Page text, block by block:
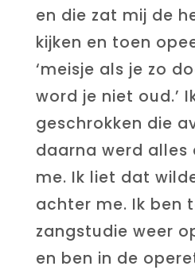
en die zat mij de
kijken en toen
‘meisje als je zo
word je niet oud.’
geschrokken die
daarna werd alles
me. Ik liet dat
achter me. Ik ben
zangstudie weer
en ben in de